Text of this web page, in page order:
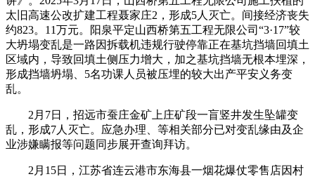
太旧高速公改扩建工程聂家庄2，形成5人灭亡。间接经济丧失
约823。11万元。阳泉平定山西桥第五工程无限公司“3·17”较
大坍塌变乱是一路因拆载机违规行驶停靠正在基坑挡墙回填土
区域内，导致回填土侧压力增大，加之基坑挡墙无根本埋深，
形成挡墙坍塌、5名功课人员被压埋的较大出产平安义务变
乱。
2月7日，招远市蚕庄金矿上庄矿段一盲竖井发生坠罐变
乱，形成7人灭亡。应急办理、等相关部分已对变乱缘由及企
业涉嫌瞒报等问题同步展开查询拜访。
2月15日，江苏省连云港市东海县一烟花爆仗零售店因村